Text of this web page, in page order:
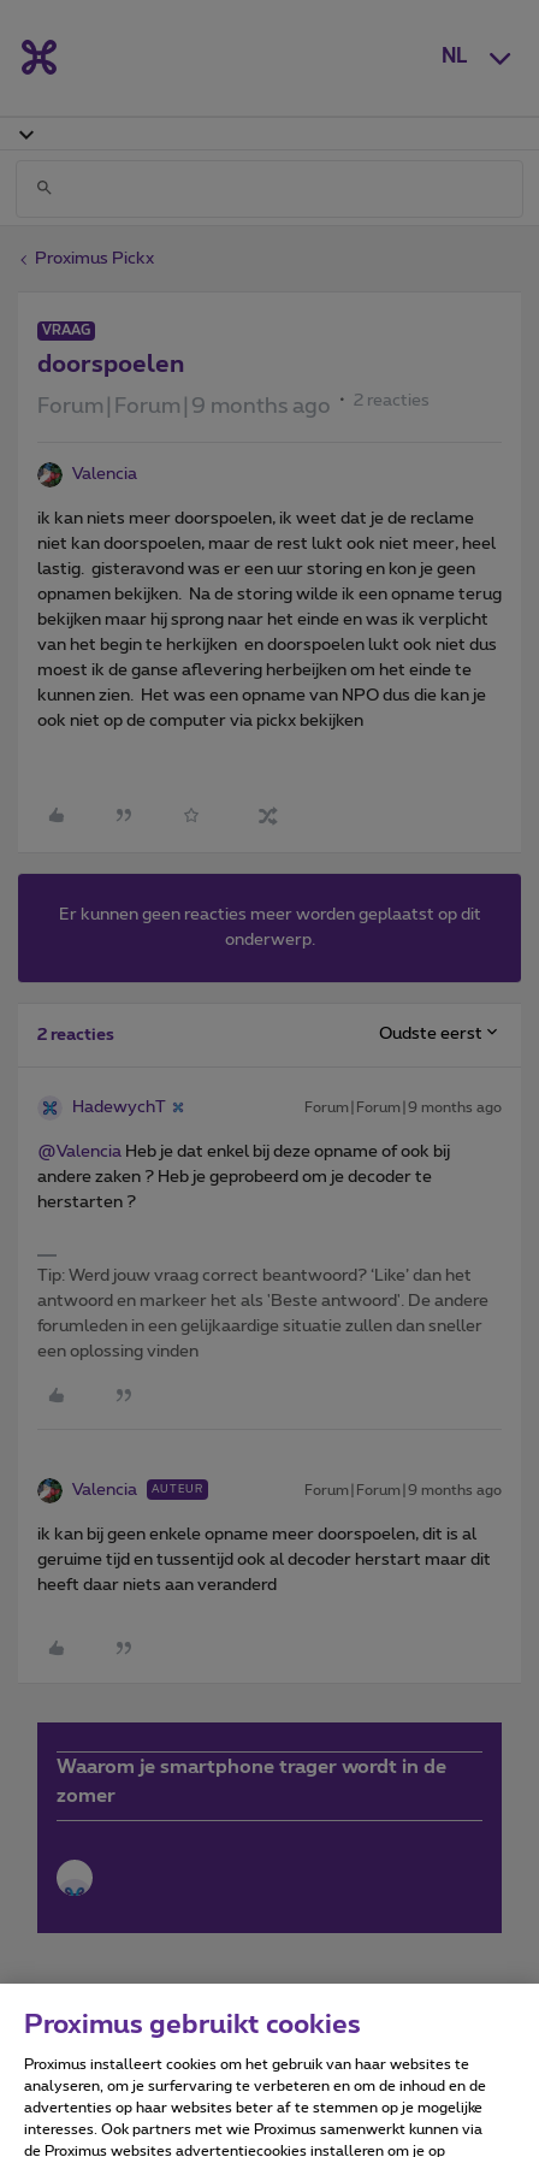
NL
Proximus Pickx
VRAAG
doorspoelen
Forum|Forum|9 months ago 2 reacties
Valencia
ik kan niets meer doorspoelen, ik weet dat je de reclame
niet kan doorspoelen, maar de rest lukt ook niet meer, heel
lastig. gisteravond was er een uur storing en kon je geen
opnamen bekijken. Na de storing wilde ik een opname terug
bekijken maar hij sprong naar het einde en was ik verplicht
van het begin te herkijken en doorspoelen lukt ook niet dus
moest ik de ganse aflevering herbeijken om het einde te
kunnen zien. Het was een opname van NPO dus die kan je
ook niet op de computer via pickx bekijken
Er kunnen geen reacties meer worden geplaatst op dit
onderwerp.
2 reacties Oudste eerst
HadewychT Forum|Forum|9 months ago
@Valencia Heb je dat enkel bij deze opname of ook bij
andere zaken ? Heb je geprobeerd om je decoder te
herstarten ?
Tip: Werd jouw vraag correct beantwoord? ‘Like’ dan het
antwoord en markeer het als 'Beste antwoord'. De andere
forumleden in een gelijkaardige situatie zullen dan sneller
een oplossing vinden
Valencia AUTEUR Forum|Forum|9 months ago
ik kan bij geen enkele opname meer doorspoelen, dit is al
geruime tijd en tussentijd ook al decoder herstart maar dit
heeft daar niets aan veranderd
Waarom je smartphone trager wordt in de
zomer
Forumvoorwaarden Accessibility statement
Proximus gebruikt cookies
Proximus installeert cookies om het gebruik van haar websites te
analyseren, om je surfervaring te verbeteren en om de inhoud en de
advertenties op haar websites beter af te stemmen op je mogelijke
interesses. Ook partners met wie Proximus samenwerkt kunnen via
de Proximus websites advertentiecookies installeren om je op